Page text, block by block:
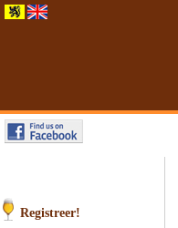
Registreer!